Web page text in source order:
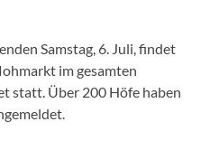
Samstag, 6. Juli, findet
im gesamten
statt. Über 200 Höfe haben